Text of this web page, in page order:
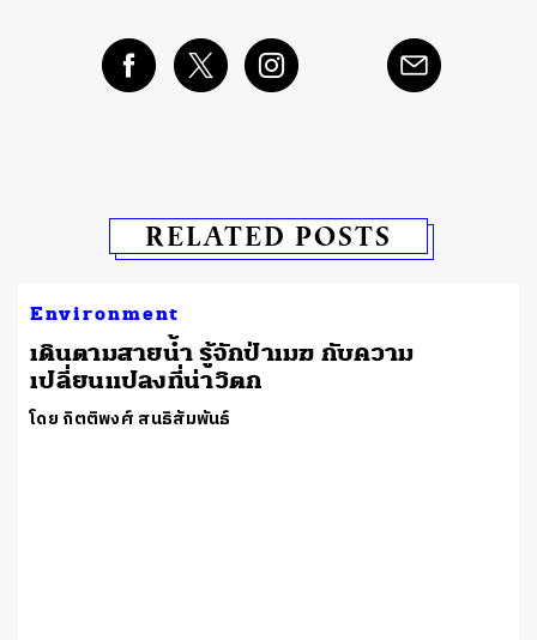
RELATED POSTS
Environment
เดินตามสายน้ำ รู้จักป่าเมฆ กับความ
เปลี่ยนแปลงที่น่าวิตก
โดย กิตติพงศ์ สนธิสัมพันธ์